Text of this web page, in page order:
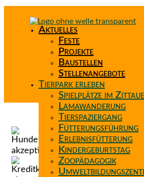
Aktuelles
Feste
Projekte
Baustellen
Stellenangebote
Tierpark erleben
Spielplätze im
Lamawanderung
Tierspaziergang
Fütterungsführung
Erlebnisfütterung
Kindergeburtstag
Zoopädagogik